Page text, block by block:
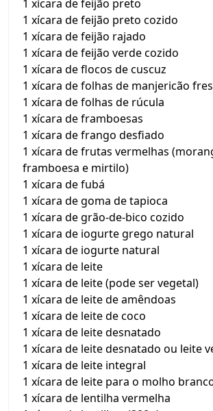
1 xícara de feijão preto
1 xícara de feijão preto cozido
1 xícara de feijão rajado
1 xícara de feijão verde cozido
1 xícara de flocos de cuscuz
1 xícara de folhas de manjericão
1 xícara de folhas de rúcula
1 xícara de framboesas
1 xícara de frango desfiado
1 xícara de frutas vermelhas
framboesa e mirtilo)
1 xícara de fubá
1 xícara de goma de tapioca
1 xícara de grão-de-bico cozido
1 xícara de iogurte grego natural
1 xícara de iogurte natural
1 xícara de leite
1 xícara de leite (pode ser vegetal)
1 xícara de leite de amêndoas
1 xícara de leite de coco
1 xícara de leite desnatado
1 xícara de leite desnatado ou leite
1 xícara de leite integral
1 xícara de leite para o molho
1 xícara de lentilha vermelha